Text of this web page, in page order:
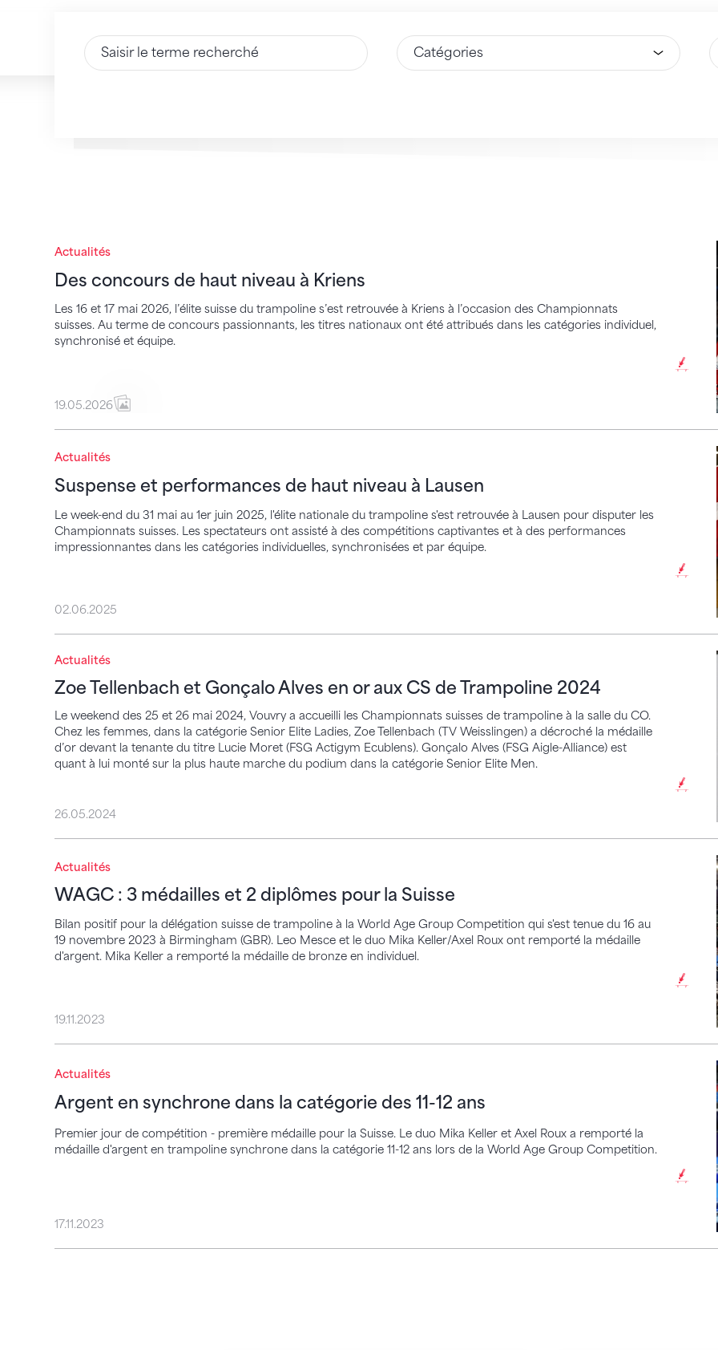
Saisir du texte Sélectionnez une option
Actualités
Des concours de haut niveau à Kriens
Les 16 et 17 mai 2026, l’élite suisse du trampoline s’est retrouvée à Kriens à l’occasion des Championnats
suisses. Au terme de concours passionnants, les titres nationaux ont été attribués dans les catégories individuel,
synchronisé et équipe.
Des concours de haut niveau à Kriens
19.05.2026
Actualités
Suspense et performances de haut niveau à Lausen
Le week-end du 31 mai au 1er juin 2025, l'élite nationale du trampoline s'est retrouvée à Lausen pour disputer les
Championnats suisses. Les spectateurs ont assisté à des compétitions captivantes et à des performances
impressionnantes dans les catégories individuelles, synchronisées et par équipe.
Suspense et performances de haut niveau à Lausen
02.06.2025
Actualités
Zoe Tellenbach et Gonçalo Alves en or aux CS de Trampoline 2024
Le weekend des 25 et 26 mai 2024, Vouvry a accueilli les Championnats suisses de trampoline à la salle du CO.
Chez les femmes, dans la catégorie Senior Elite Ladies, Zoe Tellenbach (TV Weisslingen) a décroché la médaille
d’or devant la tenante du titre Lucie Moret (FSG Actigym Ecublens). Gonçalo Alves (FSG Aigle-Alliance) est
quant à lui monté sur la plus haute marche du podium dans la catégorie Senior Elite Men.
Zoe Tellenbach et Gonçalo Alves en or aux CS de Trampoline 2024
26.05.2024
Actualités
WAGC : 3 médailles et 2 diplômes pour la Suisse
Bilan positif pour la délégation suisse de trampoline à la World Age Group Competition qui s'est tenue du 16 au
19 novembre 2023 à Birmingham (GBR). Leo Mesce et le duo Mika Keller/Axel Roux ont remporté la médaille
d'argent. Mika Keller a remporté la médaille de bronze en individuel.
WAGC : 3 médailles et 2 diplômes pour la Suisse
19.11.2023
Actualités
Argent en synchrone dans la catégorie des 11-12 ans
Premier jour de compétition - première médaille pour la Suisse. Le duo Mika Keller et Axel Roux a remporté la
médaille d'argent en trampoline synchrone dans la catégorie 11-12 ans lors de la World Age Group Competition.
Argent en synchrone dans la catégorie des 11-12 ans
17.11.2023